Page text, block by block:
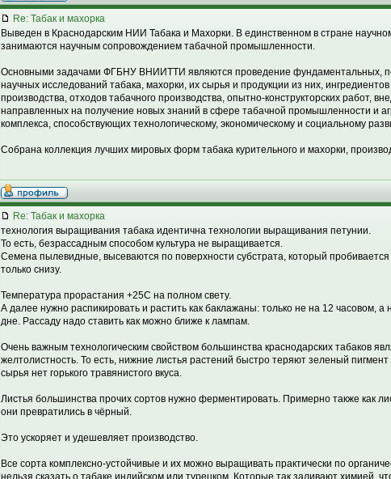
Re: Табак и махорка
Выведен в Краснодарским НИИ Табака и Махорки. В единственном в стране
занимаются научным сопровождением табачной промышленности.
Основными задачами ФГБНУ ВНИИТТИ являются проведение фундаментальных,
научных исследований табака, махорки, их сырья и продукции из них,
производства, отходов табачного производства, опытно-конструкторских работ,
направленных на получение новых знаний в сфере табачной промышленности и
комплекса, способствующих технологическому, экономическому и социальному
Собрана коллекция лучших мировых форм табака курительного и махорки,
Re: Табак и махорка
технология выращивания табака идентична технологии выращивания петунии.
То есть, безрассадным способом культура не выращивается.
Семена пылевидные, высеваются по поверхности субстрата, который
только снизу.
Температура прорастания +25С на полном свету.
А далее нужно распикировать и растить как баклажаны: только не на 12 часовом, а
дне. Рассаду надо ставить как можно ближе к лампам.
Очень важным технологическим свойством большинства краснодарских табаков
желтолистность. То есть, нижние листья растений быстро теряют зеленый
сырья нет горького травянистого вкуса.
Листья большинства прочих сортов нужно ферментировать. Примерно также как
они превратились в чёрный.
Это ускоряет и удешевляет производство.
Все сорта комплексно-устойчивые и их можно выращивать практически по
нельзя сказать о табаке индийском или турецком. Которые так заливают химией,